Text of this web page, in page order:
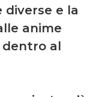
diverse e la
anime
al